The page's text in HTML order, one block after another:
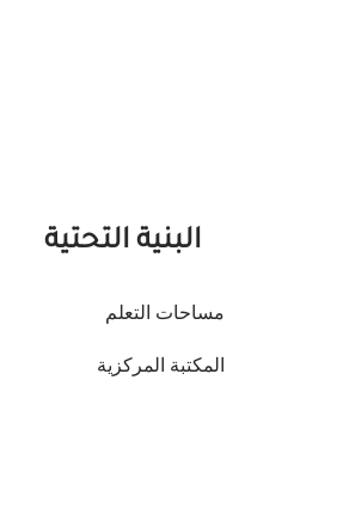
البنية التحتية
مساحات التعلم
المكتبة المركزية